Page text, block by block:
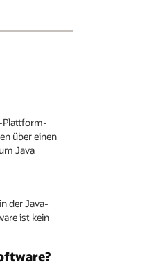
Plattform-
über einen
Java
der Java-
ist kein